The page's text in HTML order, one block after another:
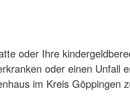
oder Ihre
oder einen Unfall
im Kreis Göppingen